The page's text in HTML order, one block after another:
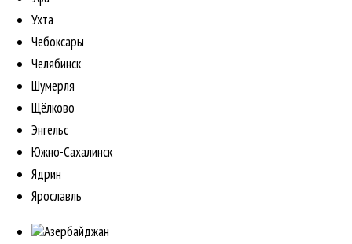
Ухта
Чебоксары
Челябинск
Шумерля
Щёлково
Энгельс
Южно-Сахалинск
Ядрин
Ярославль
Азербайджан